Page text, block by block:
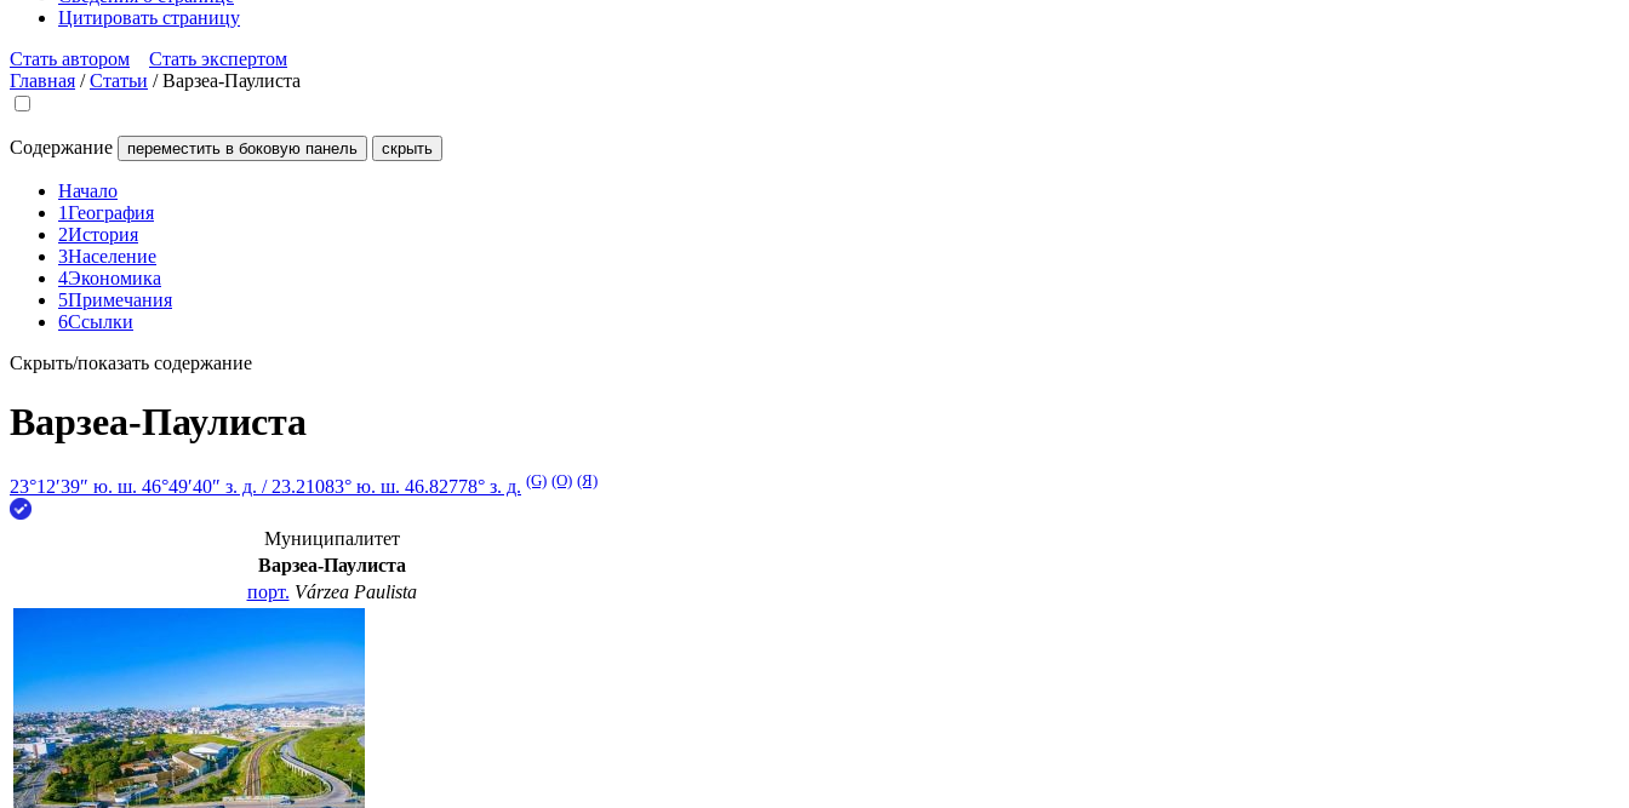
Цитировать страницу
Стать автором
Стать экспертом
Главная /Статьи /Варзеа-Паулиста
Содержание переместить в боковую панель скрыть
Начало
1География
2История
3Население
4Экономика
5Примечания
6Ссылки
Скрыть/показать содержание
Варзеа-Паулиста
23°12′39″ ю. ш. 46°49′40″ з. д. / 23.21083° ю. ш. 46.82778° з. д. (G) (O) (Я)
Муниципалитет
Варзеа-Паулиста
порт. Várzea Paulista